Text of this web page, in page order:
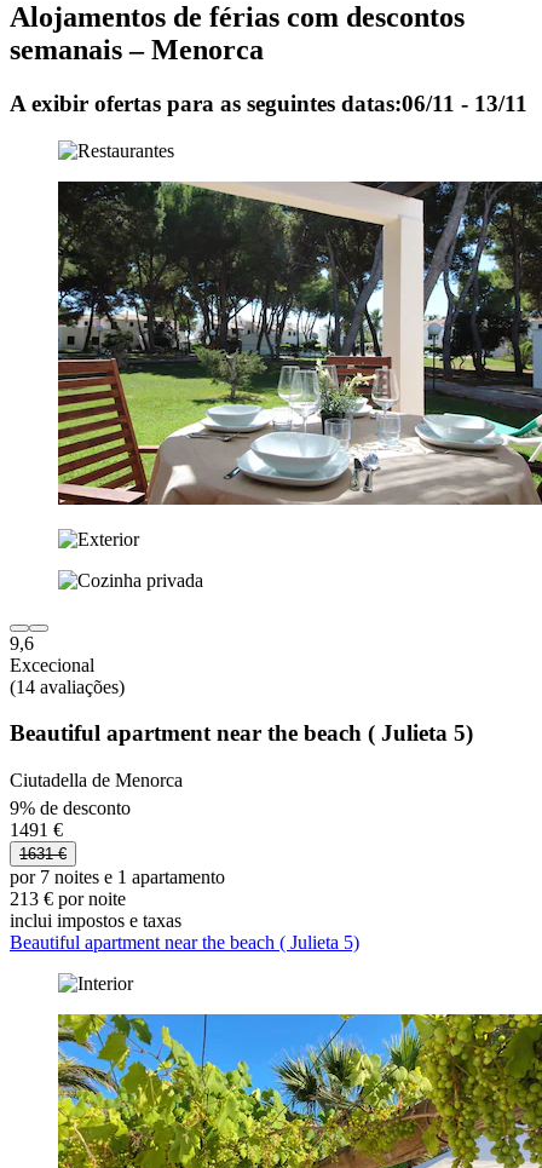
Alojamentos de férias com descontos
semanais – Menorca
A exibir ofertas para as seguintes datas:06/11 - 13/11
9,6
Excecional
(14 avaliações)
Beautiful apartment near the beach ( Julieta 5)
Ciutadella de Menorca
9% de desconto
1491 €
1631 €
por 7 noites e 1 apartamento
213 € por noite
inclui impostos e taxas
Beautiful apartment near the beach ( Julieta 5)